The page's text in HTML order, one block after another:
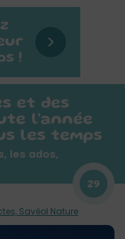
et des
l'année
les temps
les ados,
29
Savéol Nature